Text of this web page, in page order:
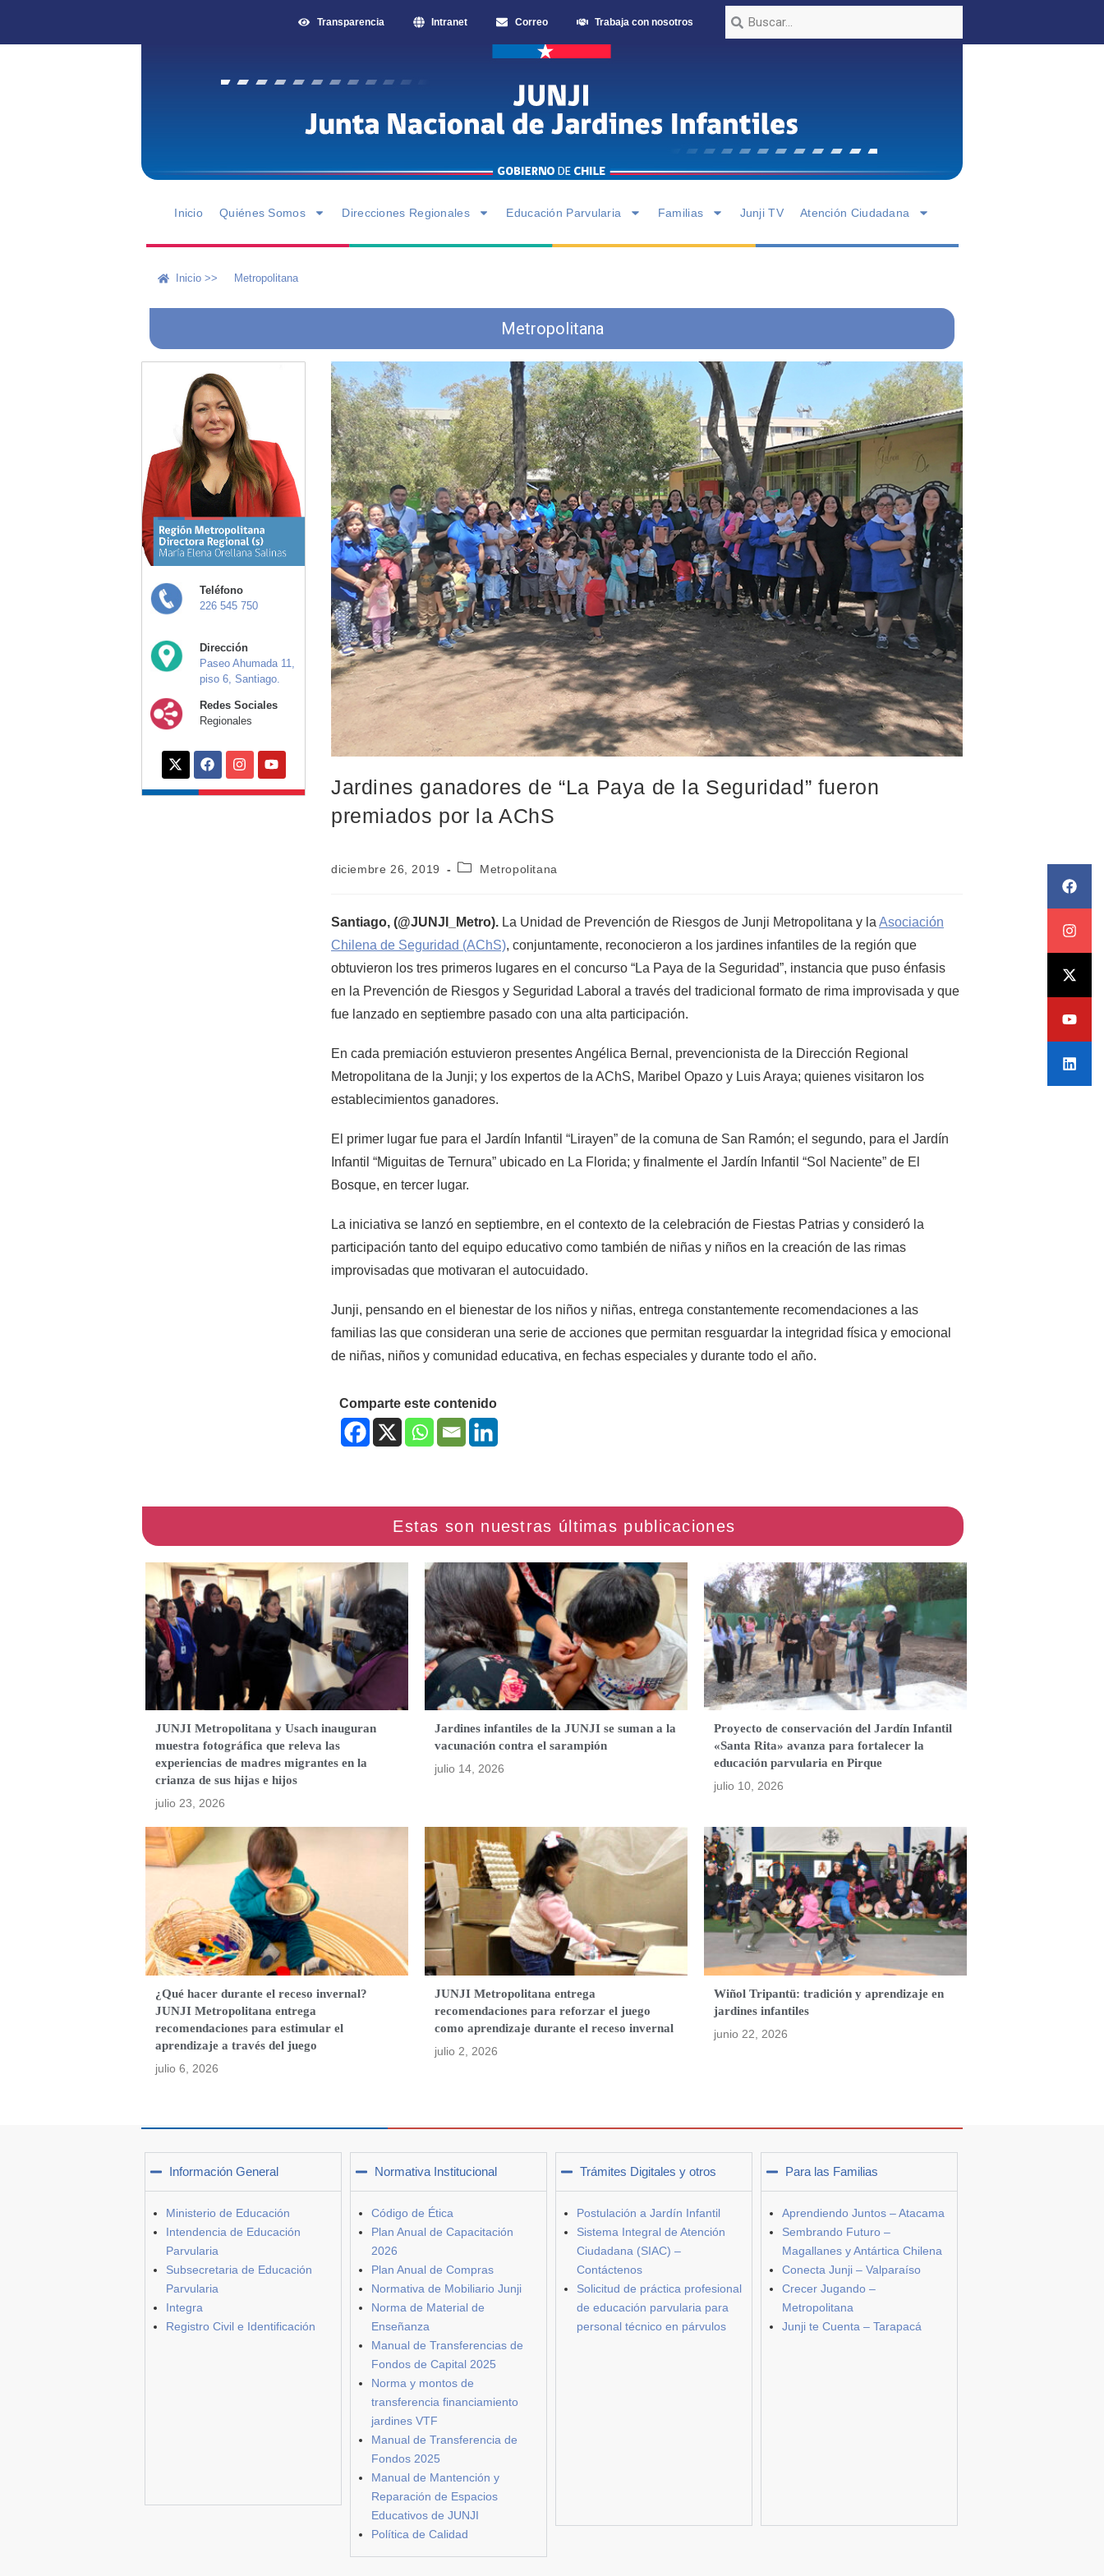
Transparencia Intranet Correo Trabaja con nosotros
Inicio Quiénes Somos Direcciones Regionales Educación Parvularia Familias Junji TV Atención Ciudadana
Inicio >> Metropolitana
Metropolitana
Teléfono
226 545 750
Dirección
Paseo Ahumada 11,
piso 6, Santiago.
Redes Sociales
Regionales
Jardines ganadores de “La Paya de la Seguridad” fueron
premiados por la AChS
diciembre 26, 2019 Metropolitana
Santiago, (@JUNJI_Metro). La Unidad de Prevención de Riesgos de Junji Metropolitana y la Asociación
Chilena de Seguridad (AChS), conjuntamente, reconocieron a los jardines infantiles de la región que
obtuvieron los tres primeros lugares en el concurso “La Paya de la Seguridad”, instancia que puso énfasis
en la Prevención de Riesgos y Seguridad Laboral a través del tradicional formato de rima improvisada y que
fue lanzado en septiembre pasado con una alta participación.
En cada premiación estuvieron presentes Angélica Bernal, prevencionista de la Dirección Regional
Metropolitana de la Junji; y los expertos de la AChS, Maribel Opazo y Luis Araya; quienes visitaron los
establecimientos ganadores.
El primer lugar fue para el Jardín Infantil “Lirayen” de la comuna de San Ramón; el segundo, para el Jardín
Infantil “Miguitas de Ternura” ubicado en La Florida; y finalmente el Jardín Infantil “Sol Naciente” de El
Bosque, en tercer lugar.
La iniciativa se lanzó en septiembre, en el contexto de la celebración de Fiestas Patrias y consideró la
participación tanto del equipo educativo como también de niñas y niños en la creación de las rimas
improvisadas que motivaran el autocuidado.
Junji, pensando en el bienestar de los niños y niñas, entrega constantemente recomendaciones a las
familias las que consideran una serie de acciones que permitan resguardar la integridad física y emocional
de niñas, niños y comunidad educativa, en fechas especiales y durante todo el año.
Comparte este contenido
JUNJI Metropolitana y Usach inauguran
muestra fotográfica que releva las
experiencias de madres migrantes en la
crianza de sus hijas e hijos
julio 23, 2026
Jardines infantiles de la JUNJI se suman a la
vacunación contra el sarampión
julio 14, 2026
Proyecto de conservación del Jardín Infantil
«Santa Rita» avanza para fortalecer la
educación parvularia en Pirque
julio 10, 2026
¿Qué hacer durante el receso invernal?
JUNJI Metropolitana entrega
recomendaciones para estimular el
aprendizaje a través del juego
julio 6, 2026
JUNJI Metropolitana entrega
recomendaciones para reforzar el juego
como aprendizaje durante el receso invernal
julio 2, 2026
Wiñol Tripantü: tradición y aprendizaje en
jardines infantiles
junio 22, 2026
Información General
Ministerio de Educación
Intendencia de Educación
Parvularia
Subsecretaria de Educación
Parvularia
Integra
Registro Civil e Identificación
Normativa Institucional
Código de Ética
Plan Anual de Capacitación
2026
Plan Anual de Compras
Normativa de Mobiliario Junji
Norma de Material de
Enseñanza
Manual de Transferencias de
Fondos de Capital 2025
Norma y montos de
transferencia financiamiento
jardines VTF
Manual de Transferencia de
Fondos 2025
Manual de Mantención y
Reparación de Espacios
Educativos de JUNJI
Política de Calidad
Trámites Digitales y otros
Postulación a Jardín Infantil
Sistema Integral de Atención
Ciudadana (SIAC) –
Contáctenos
Solicitud de práctica profesional
de educación parvularia para
personal técnico en párvulos
Para las Familias
Aprendiendo Juntos – Atacama
Sembrando Futuro –
Magallanes y Antártica Chilena
Conecta Junji – Valparaíso
Crecer Jugando –
Metropolitana
Junji te Cuenta – Tarapacá